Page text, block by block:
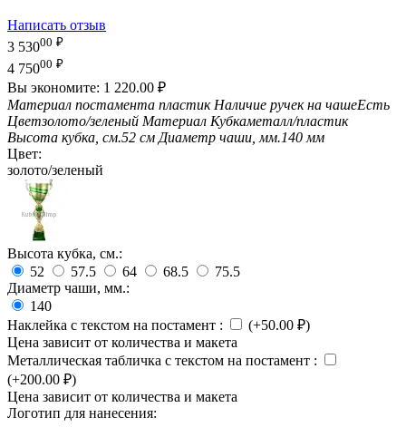
Написать отзыв
3 53000 ₽
4 75000 ₽
Вы экономите: 1 220.00 ₽
Материал постамента пластик Наличие ручек на чашеЕсть
Цветзолото/зеленый Материал Кубкаметалл/пластик
Высота кубка, см.52 см Диаметр чаши, мм.140 мм
Цвет:
золото/зеленый
Высота кубка, см.:
52
57.5 64 68.5
75.5
Диаметр чаши, мм.:
140
Наклейка с текстом на постамент : (+50.00 ₽)
Цена зависит от количества и макета
Металлическая табличка с текстом на постамент :
(+200.00 ₽)
Цена зависит от количества и макета
Логотип для нанесения: